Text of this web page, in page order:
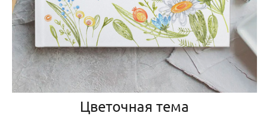
Цветочная тема